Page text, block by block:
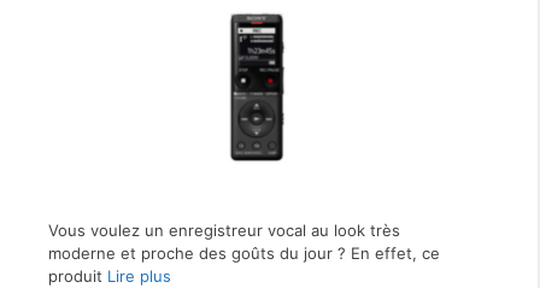
Vous voulez un enregistreur vocal au look très
moderne et proche des goûts du jour ? En effet, ce
produit Lire plus